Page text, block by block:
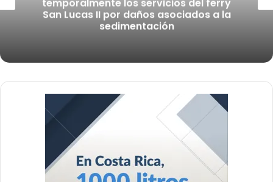
San Lucas II por daños asociados a la
sedimentación